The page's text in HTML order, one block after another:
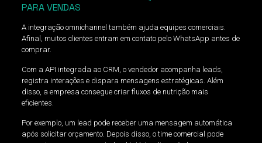
PARA VENDAS
A integração omnichannel também ajuda equipes comerciais.
Afinal, muitos clientes entram em contato pelo WhatsApp antes de
comprar.
Com a API integrada ao CRM, o vendedor acompanha leads,
registra interações e dispara mensagens estratégicas. Além
disso, a empresa consegue criar fluxos de nutrição mais
eficientes.
Por exemplo, um lead pode receber uma mensagem automática
após solicitar orçamento. Depois disso, o time comercial pode